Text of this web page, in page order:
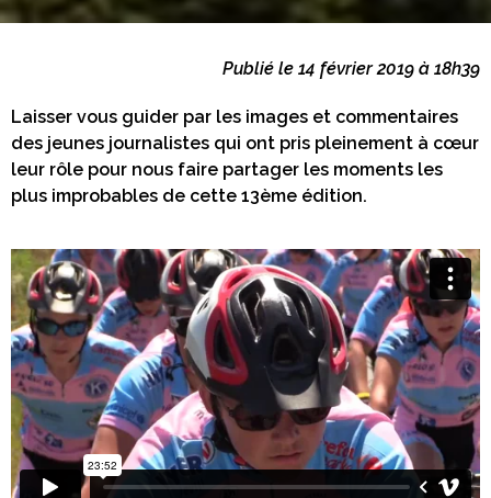
Publié le 14 février 2019 à 18h39
Laisser vous guider par les images et commentaires
des jeunes journalistes qui ont pris pleinement à cœur
leur rôle pour nous faire partager les moments les
plus improbables de cette 13ème édition.